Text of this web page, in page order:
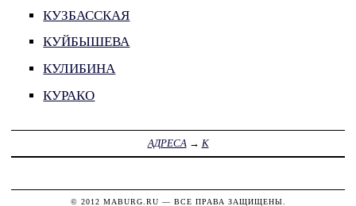
КУЗБАССКАЯ
КУЙБЫШЕВА
КУЛИБИНА
КУРАКО
АДРЕСА→ К
© 2012 MABURG.RU — ВСЕ ПРАВА ЗАЩИЩЕНЫ.